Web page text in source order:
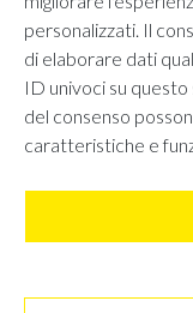
personalizzati. Il
di elaborare dati
ID univoci su
del consenso
caratteristiche e
RESI E RIMBORSI
REGOLAMENTO
CONTATTACI
PRIVACY
UNI GRUPPO S.R.L -
All right reserved